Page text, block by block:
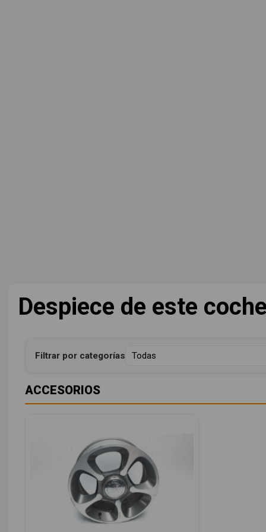
Despiece de este
Filtrar por categorías
ACCESORIOS